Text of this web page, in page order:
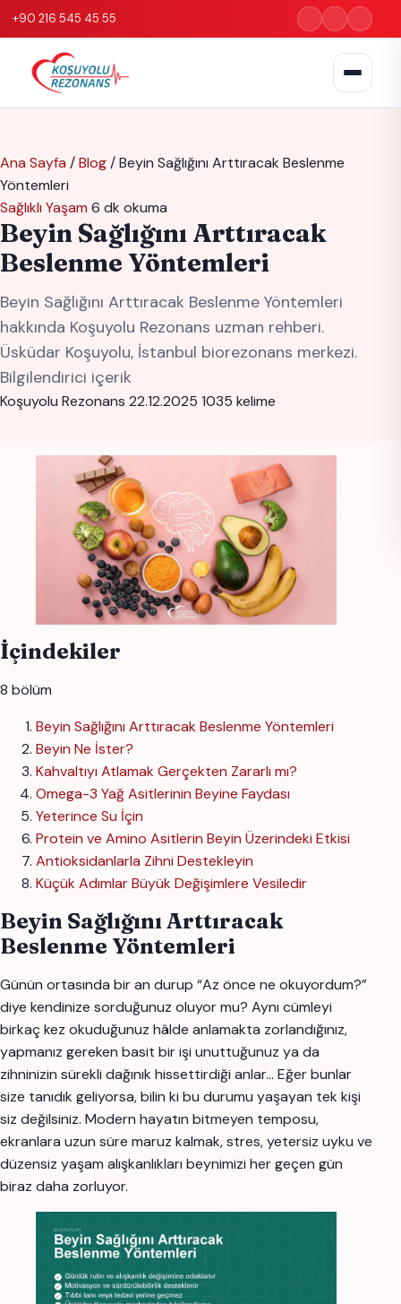
+90 216 545 45 55
Ana Sayfa /Blog/Beyin Sağlığını Arttıracak Beslenme
Yöntemleri
Sağlıklı Yaşam 6 dk okuma
Beyin Sağlığını Arttıracak
Beslenme Yöntemleri
Beyin Sağlığını Arttıracak Beslenme Yöntemleri
hakkında Koşuyolu Rezonans uzman rehberi.
Üsküdar Koşuyolu, İstanbul biorezonans merkezi.
Bilgilendirici içerik
Koşuyolu Rezonans 22.12.2025 1035 kelime
İçindekiler
8 bölüm
Beyin Sağlığını Arttıracak Beslenme Yöntemleri
Beyin Ne İster?
Kahvaltıyı Atlamak Gerçekten Zararlı mı?
Omega-3 Yağ Asitlerinin Beyine Faydası
Yeterince Su İçin
Protein ve Amino Asitlerin Beyin Üzerindeki Etkisi
Antioksidanlarla Zihni Destekleyin
Küçük Adımlar Büyük Değişimlere Vesiledir
Beyin Sağlığını Arttıracak
Beslenme Yöntemleri
Günün ortasında bir an durup “Az önce ne okuyordum?”
diye kendinize sorduğunuz oluyor mu? Aynı cümleyi
birkaç kez okuduğunuz hâlde anlamakta zorlandığınız,
yapmanız gereken basit bir işi unuttuğunuz ya da
zihninizin sürekli dağınık hissettirdiği anlar… Eğer bunlar
size tanıdık geliyorsa, bilin ki bu durumu yaşayan tek kişi
siz değilsiniz. Modern hayatın bitmeyen temposu,
ekranlara uzun süre maruz kalmak, stres, yetersiz uyku ve
düzensiz yaşam alışkanlıkları beynimizi her geçen gün
biraz daha zorluyor.